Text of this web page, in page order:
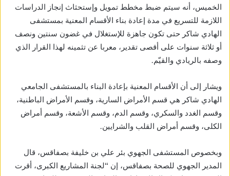
الخميس، أنه سيتم ضبط مخطط تمويل وإستحثاث إنجاز الدراسات
اللازمة للتسريع في مدة إعادة بناء الأقسام المعنية بمستشفى
الهادي شاكر حتى تكون جاهزة للإستغلال في غضون سنتين ونصف
أو ثلاثة سنوات على أقصى تقدير، معربا عن تثمينه لهذا القرار الذي
وصفه بالريادي والقيّم.
ويشار إلى أن الأقسام المعنية بإعادة البناء بالمستشفى الجامعي
الهادي شاكر هي قسم الأمراض السارية، وقسم الأمراض الباطنية،
وقسم الغدد والسكري، وقسم الدم، وقسم الأشعة، وقسم أمراض
الكلى، وقسم أمراض القلب والشرايين.
وبخصوص المستشفى الجهوي بئر علي بن خليفة بصفاقس، قال
المدير الجهوي للصحة بصفاقس، إن “لجنة المشاريع الكبرى، أقرت